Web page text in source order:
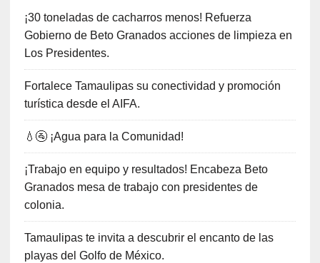
¡30 toneladas de cacharros menos! Refuerza
Gobierno de Beto Granados acciones de limpieza en
Los Presidentes.
Fortalece Tamaulipas su conectividad y promoción
turística desde el AIFA.
💧🚰 ¡Agua para la Comunidad!
¡Trabajo en equipo y resultados! Encabeza Beto
Granados mesa de trabajo con presidentes de
colonia.
Tamaulipas te invita a descubrir el encanto de las
playas del Golfo de México.